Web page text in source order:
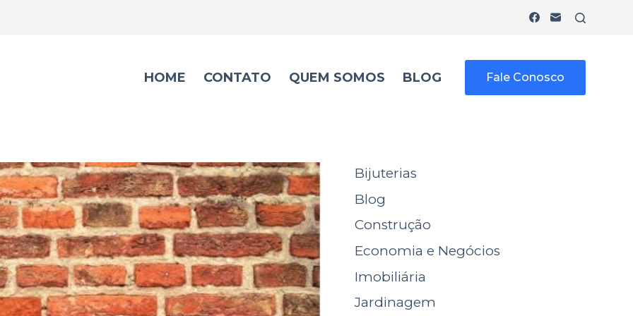
HOME CONTATO QUEM SOMOS BLOG Fale Conosco
Bijuterias
Blog
Construção
Economia e Negócios
Imobiliária
Jardinagem